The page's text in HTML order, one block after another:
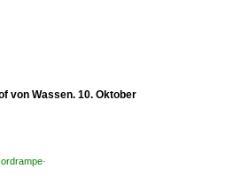
von Wassen. 10. Oktober